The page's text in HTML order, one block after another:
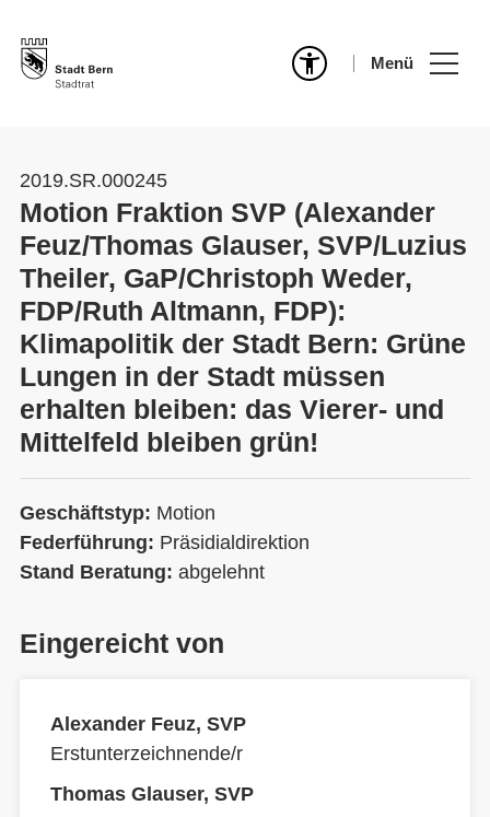
Menü
2019.SR.000245
Motion Fraktion SVP (Alexander
Feuz/Thomas Glauser, SVP/Luzius
Theiler, GaP/Christoph Weder,
FDP/Ruth Altmann, FDP):
Klimapolitik der Stadt Bern: Grüne
Lungen in der Stadt müssen
erhalten bleiben: das Vierer- und
Mittelfeld bleiben grün!
Geschäftstyp: Motion
Federführung: Präsidialdirektion
Stand Beratung: abgelehnt
Eingereicht von
Alexander Feuz, SVP
Erstunterzeichnende/r
Thomas Glauser, SVP